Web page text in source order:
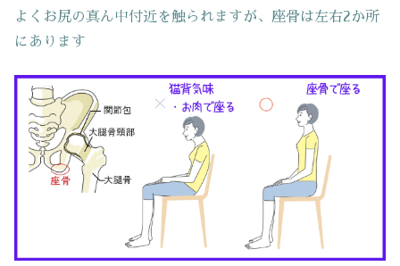
よくお尻の真ん中付近を触られますが、座骨は左右2か所
にあります